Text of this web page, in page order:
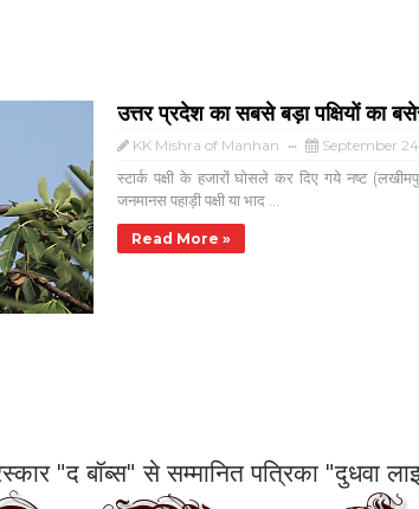
उत्तर प्रदेश का सबसे बड़ा पक्षियों का
KK Mishra of Manhan September
स्टार्क पक्षी के हजारों घोसले कर दिए गये नष्ट
जनमानस पहाड़ी पक्षी या भाद ...
Read More »
"द बॉब्स" से सम्मानित पत्रिका "दुधवा